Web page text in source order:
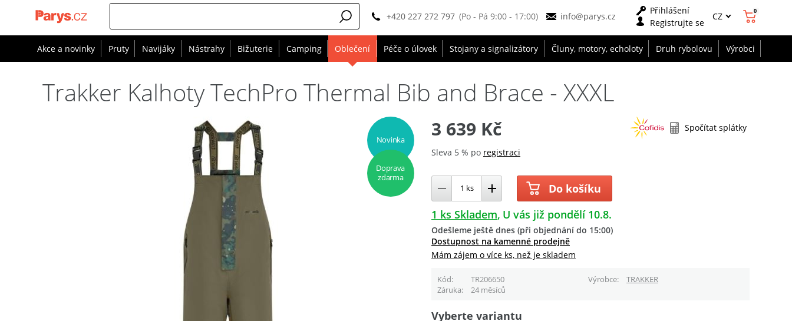
+420 227 272 797 (Po - Pá 9:00 - 17:00) info@parys.cz
Přihlášení
Registrujte se
CZ 0
Akce a novinky Pruty Navijáky Nástrahy Bižuterie Camping Oblečení Péče o úlovek Stojany a signalizátory Čluny, motory, echoloty Druh rybolovu Výrobci
Trakker Kalhoty TechPro Thermal Bib and Brace - XXXL
Novinka
Doprava
zdarma
3 639 Kč Spočítat splátky
Sleva 5 % po registraci
Do košíku
1 ks Skladem U vás již pondělí 10.8.
Odešleme ještě dnes (při objednání do 15:00)
Dostupnost na kamenné prodejně
Mám zájem o více ks, než je skladem
Kód TR206650 Výrobce
TRAKKER
Záruka
24 měsíců
Vyberte variantu